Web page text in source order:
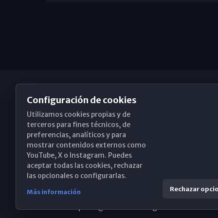
Obispado de Málaga
Santa María, 18-20. 29015 Málaga
(+34) 952 224 386
Configuración de cookies
Utilizamos cookies propias y de
terceros para fines técnicos, de
preferencias, analíticos y para
mostrar contenidos externos como
YouTube, X o Instagram. Puedes
aceptar todas las cookies, rechazar
las opcionales o configurarlas.
Más información Rechazar